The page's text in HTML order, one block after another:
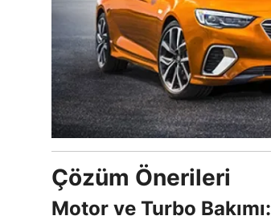
Çözüm Önerileri
Motor ve Turbo Bakımı: